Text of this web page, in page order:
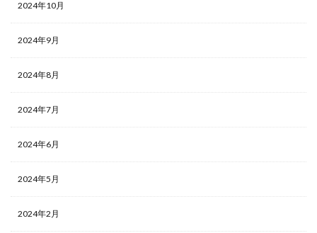
2024年10月
2024年9月
2024年8月
2024年7月
2024年6月
2024年5月
2024年2月